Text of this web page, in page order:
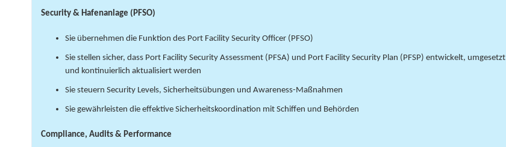
Security & Hafenanlage (PFSO)
Sie übernehmen die Funktion des Port Facility Security Officer (PFSO)
Sie stellen sicher, dass Port Facility Security Assessment (PFSA) und Port Facility Security Plan (PFSP) entwickelt, umgesetzt
und kontinuierlich aktualisiert werden
Sie steuern Security Levels, Sicherheitsübungen und Awareness-Maßnahmen
Sie gewährleisten die effektive Sicherheitskoordination mit Schiffen und Behörden
Compliance, Audits & Performance